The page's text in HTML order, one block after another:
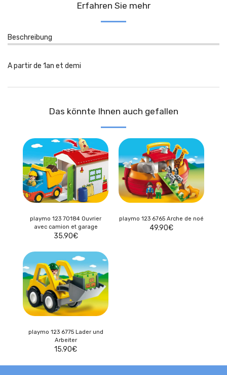
Erfahren Sie mehr
Beschreibung
A partir de 1an et demi
Das könnte Ihnen auch gefallen
playmo 123 70184 Ouvrier
avec camion et garage
35.90€
playmo 123 6765 Arche de noé
49.90€
playmo 123 6775 Lader und
Arbeiter
15.90€